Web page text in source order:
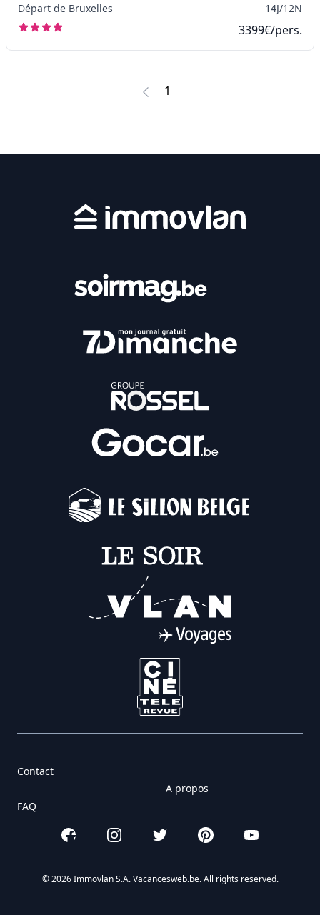
Départ de Bruxelles
14J/12N
3399€/pers.
1
Contact
FAQ
A propos
FacebookInstagramTwitter PinterestYouTube
© 2026 Immovlan S.A. Vacancesweb.be. All rights reserved.